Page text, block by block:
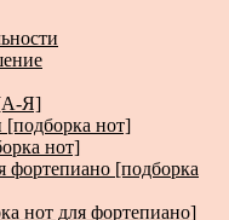
Я]
нот]
нот]
[подборка
нот для фортепиано]